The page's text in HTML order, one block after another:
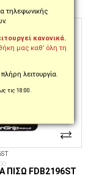
ΣΤΟ ΚΑΛΆΘΙ
ΠΊΣΩ FDB2196ST
τηλεφωνικής
κανονικά.
μας καθ’ όλη τη
λειτουργία.
τις 18:00.